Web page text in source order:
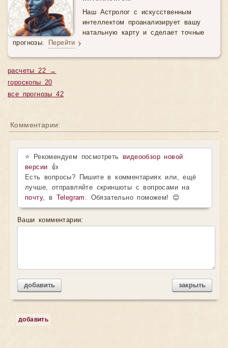
Наш Астролог с искусственным
интеллектом проанализирует вашу
натальную карту и сделает точные
прогнозы. Перейти
расчеты 22 →
гороскопы 20
все прогнозы 42
Комментарии:
⭐ Рекомендуем посмотретьвидеообзор новой
версии 👍
Есть вопросы? Пишите в комментариях или, ещё
лучше, отправляйте скриншоты с вопросами на
почту, в Telegram . Обязательно поможем! 😊
Ваши комментарии:
добавить закрыть
добавить